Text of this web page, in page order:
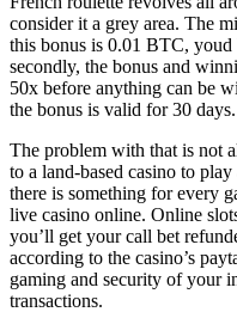
consider it a grey area. The
this bonus is 0.01 BTC,
secondly, the bonus and
50x before anything can be
the bonus is valid for 30 days.
The problem with that is not
to a land-based casino to
there is something for every
live casino online. Online
you’ll get your call bet
according to the casino’s
gaming and security of your
transactions.